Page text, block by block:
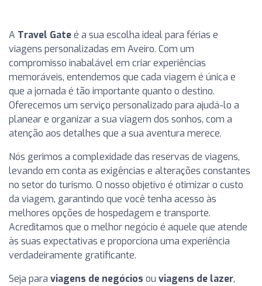
A Travel Gateé a sua escolha ideal para férias e
viagens personalizadas em Aveiro. Com um
compromisso inabalável em criar experiências
memoráveis, entendemos que cada viagem é única e
que a jornada é tão importante quanto o destino.
Oferecemos um serviço personalizado para ajudá-lo a
planear e organizar a sua viagem dos sonhos, com a
atenção aos detalhes que a sua aventura merece.
Nós gerimos a complexidade das reservas de viagens,
levando em conta as exigências e alterações constantes
no setor do turismo. O nosso objetivo é otimizar o custo
da viagem, garantindo que você tenha acesso às
melhores opções de hospedagem e transporte.
Acreditamos que o melhor negócio é aquele que atende
às suas expectativas e proporciona uma experiência
verdadeiramente gratificante.
Seja para viagens de negócios ou viagens de lazer,